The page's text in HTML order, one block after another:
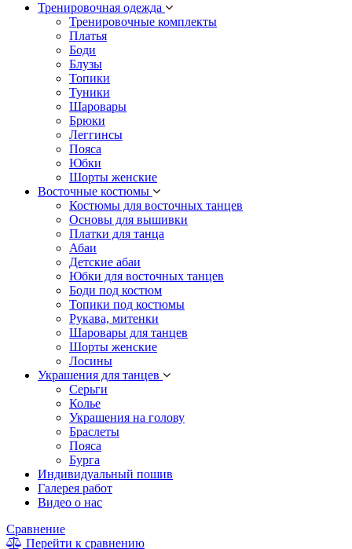
Тренировочная одежда
Тренировочные комплекты
Платья
Боди
Блузы
Топики
Туники
Шаровары
Брюки
Леггинсы
Пояса
Юбки
Шорты женские
Восточные костюмы
Костюмы для восточных танцев
Основы для вышивки
Платки для танца
Абаи
Детские абаи
Юбки для восточных танцев
Боди под костюм
Топики под костюмы
Рукава, митенки
Шаровары для танцев
Шорты женские
Лосины
Украшения для танцев
Серьги
Колье
Украшения на голову
Браслеты
Пояса
Бурга
Индивидуальный пошив
Галерея работ
Видео о нас
Сравнение
Перейти к сравнению